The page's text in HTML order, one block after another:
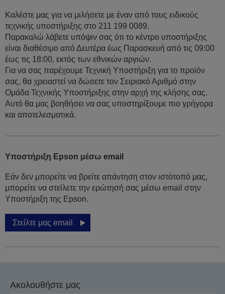
Καλέστε μας για να μιλήσετε με έναν από τους ειδικούς
τεχνικής υποστήριξης στο 211 199 0089.
Παρακαλώ λάβετε υπόψιν σας ότι το κέντρο υποστήριξης
είναι διαθέσιμο από Δευτέρα έως Παρασκευή από τις 09:00
έως τις 18:00, εκτός των εθνικών αργιών.
Για να σας παρέχουμε Τεχνική Υποστήριξη για το προϊόν
σας, θα χρειαστεί να δώσετε τον Σειριακό Αριθμό στην
Ομάδα Τεχνικής Υποστήριξης στην αρχή της κλήσης σας.
Αυτό θα μας βοηθήσει να σας υποστηρίξουμε πιο γρήγορα
και αποτελεσματικά.
Υποστήριξη Epson μέσω email
Εάν δεν μπορείτε να βρείτε απάντηση στον ιστότοπό μας,
μπορείτε να στείλετε την ερώτησή σας μέσω email στην
Υποστήριξη της Epson.
Στείλτε μας email
Ακολουθήστε μας